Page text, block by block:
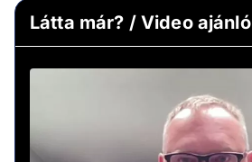
Látta már? / Video ajánló